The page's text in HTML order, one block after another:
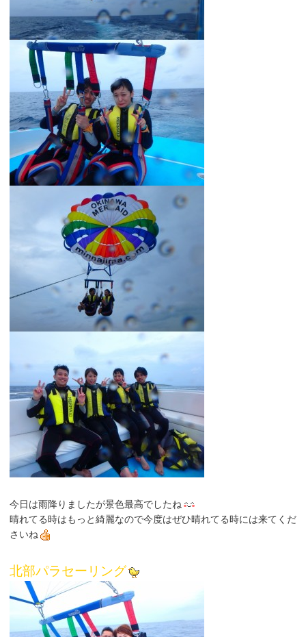
今日は雨降りましたが景色最高でしたね
晴れてる時はもっと綺麗なので今度はぜひ晴れてる時には来てくだ
さいね
北部パラセーリング